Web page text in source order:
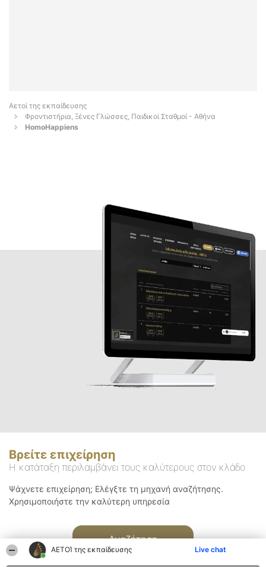
ΑΕΤΟΊ της εκπαίδευσης Live chat
Αετοί της εκπαίδευσης
Φροντιστήρια, Ξένες Γλώσσες, Παιδικοί Σταθμοί - Αθήνα
HomoHappiens
Βρείτε επιχείρηση
Η κατάταξη περιλαμβάνει τους καλύτερους στον κλάδο
Ψάχνετε επιχείρηση; Ελέγξτε τη μηχανή αναζήτησης.
Χρησιμοποιήστε την καλύτερη υπηρεσία
Αναζήτηση